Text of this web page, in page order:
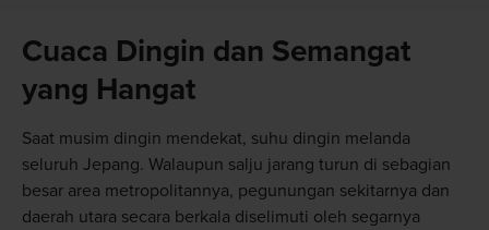
Cuaca Dingin dan Semangat
yang Hangat
Saat musim dingin mendekat, suhu dingin melanda
seluruh Jepang. Walaupun salju jarang turun di sebagian
besar area metropolitannya, pegunungan sekitarnya dan
daerah utara secara berkala diselimuti oleh segarnya